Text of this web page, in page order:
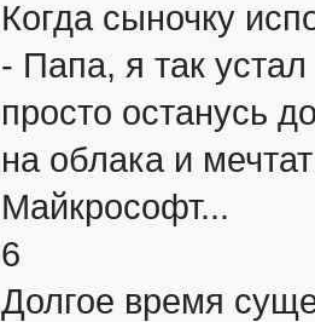
Когда сыночку
- Папа, я так
просто останусь
на облака и
Майкрософт...
6
Долгое вpемя